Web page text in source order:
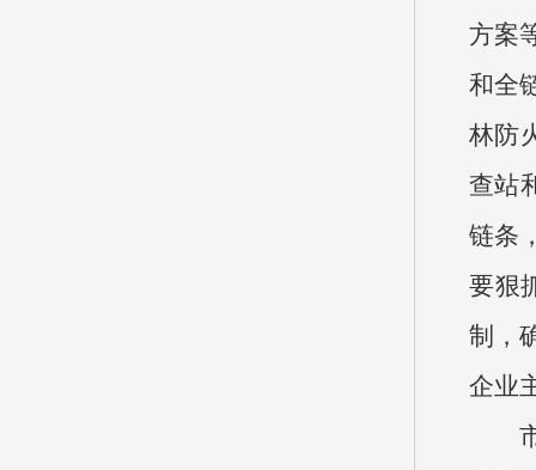
方案
和全
林防
查站
链条
要狠
制，
企业